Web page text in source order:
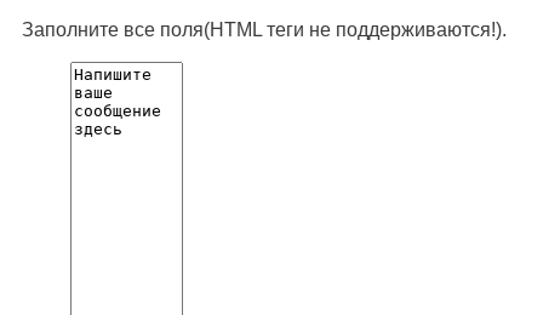
Заполните все поля(HTML теги не поддерживаются!).